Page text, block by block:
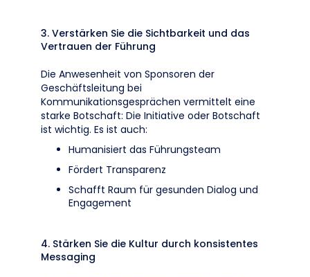
3. Verstärken Sie die Sichtbarkeit und das
Vertrauen der Führung
Die Anwesenheit von Sponsoren der
Geschäftsleitung bei
Kommunikationsgesprächen vermittelt eine
starke Botschaft: Die Initiative oder Botschaft
ist wichtig. Es ist auch:
Humanisiert das Führungsteam
Fördert Transparenz
Schafft Raum für gesunden Dialog und
Engagement
4. Stärken Sie die Kultur durch konsistentes
Messaging